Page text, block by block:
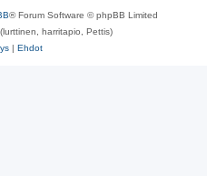
® Forum Software © phpBB Limited
harritapio, Pettis)
| Ehdot